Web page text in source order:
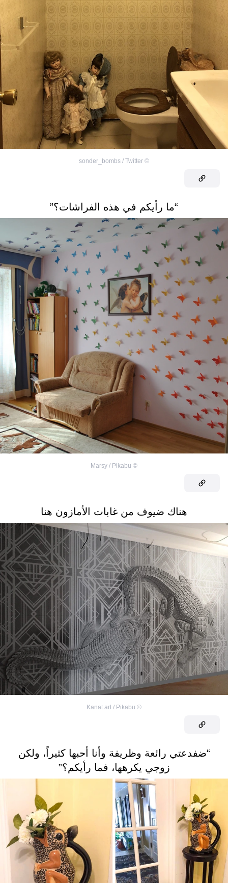
©
sonder_bombs / Twitter
“ما رأيكم في هذه الفراشات؟”
©
Marsy / Pikabu
هناك ضيوف من غابات الأمازون هنا
©
Kanat.art / Pikabu
“ضفدعتي رائعة وظريفة وأنا أحبها كثيراً، ولكن
زوجي يكرهها، فما رأيكم؟”